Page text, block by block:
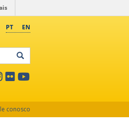
PT EN
conosco